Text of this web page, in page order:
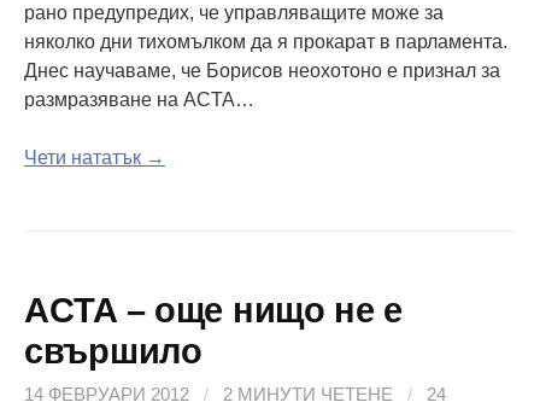
рано предупредих, че управляващите може за
няколко дни тихомълком да я прокарат в парламента.
Днес научаваме, че Борисов неохотоно е признал за
размразяване на ACTA…
Чети нататък →
ACTA – още нищо не е
свършило
14 ФЕВРУАРИ 2012 / 2 МИНУТИ ЧЕТЕНЕ /
24